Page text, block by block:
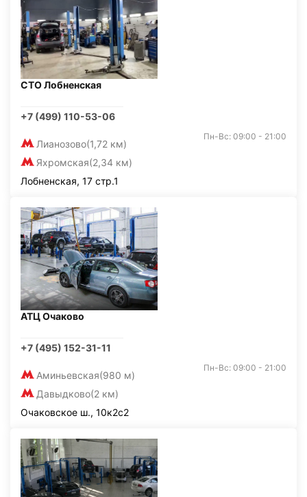
СТО Лобненская
+7 (499) 110-53-06
Лианозово(1,72 км)
Яхромская(2,34 км)
Пн-Вс: 09:00 - 21:00
Лобненская, 17 стр.1
АТЦ Очаково
+7 (495) 152-31-11
Аминьевская(980 м)
Давыдково(2 км)
Пн-Вс: 09:00 - 21:00
Очаковское ш., 10к2с2